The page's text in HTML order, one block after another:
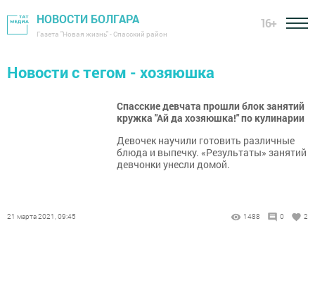
НОВОСТИ БОЛГАРА
Газета "Новая жизнь" - Спасский район
16+
Новости с тегом - хозяюшка
Спасские девчата прошли блок занятий
кружка "Ай да хозяюшка!" по кулинарии
Девочек научили готовить различные
блюда и выпечку. «Результаты» занятий
девчонки унесли домой.
21 марта 2021, 09:45 1488 0 2